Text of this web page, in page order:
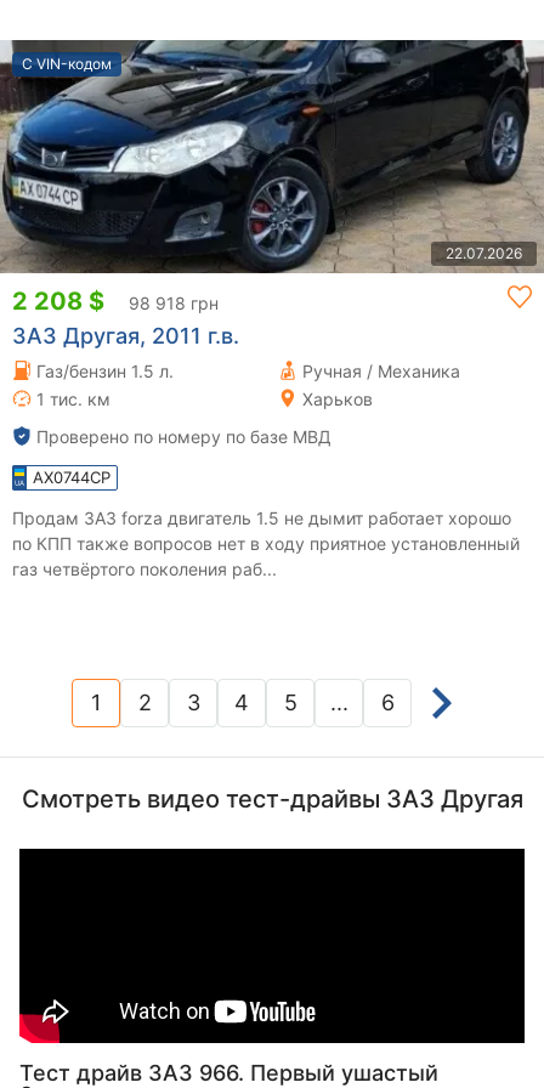
С VIN-кодом
22.07.2026
2 208 $ 98 918 грн
ЗАЗ Другая, 2011 г.в.
Газ/бензин 1.5 л.
Ручная / Механика
1 тис. км
Харьков
Проверено по номеру по базе МВД
AX0744CP
Продам ЗАЗ forza двигатель 1.5 не дымит работает хорошо
по КПП также вопросов нет в ходу приятное установленный
газ четвёртого поколения раб...
1(current)
2 3 4 5 ... 6
Смотреть видео тест-драйвы ЗАЗ Другая
Тест драйв ЗАЗ 966. Первый ушастый